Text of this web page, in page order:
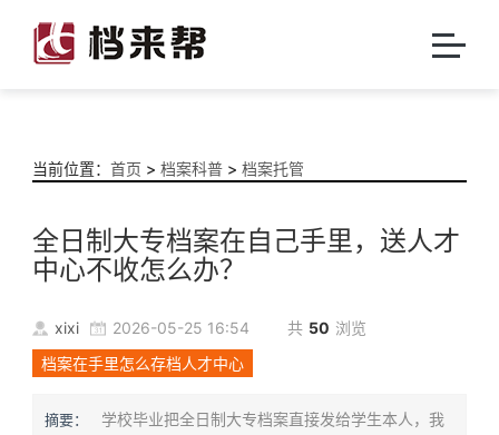
当前位置： 首页 > 档案科普> 档案托管
全日制大专档案在自己手里，送人才
中心不收怎么办？
xixi 2026-05-25 16:54 共 50 浏览
档案在手里怎么存档人才中心
摘要：
学校毕业把全日制大专档案直接发给学生本人，我